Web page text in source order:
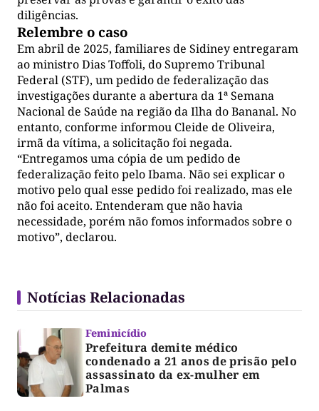
diligências.
Relembre o caso
Em abril de 2025, familiares de Sidiney entregaram
ao ministro Dias Toffoli, do Supremo Tribunal
Federal (STF), um pedido de federalização das
investigações durante a abertura da 1ª Semana
Nacional de Saúde na região da Ilha do Bananal. No
entanto, conforme informou Cleide de Oliveira,
irmã da vítima, a solicitação foi negada.
“Entregamos uma cópia de um pedido de
federalização feito pelo Ibama. Não sei explicar o
motivo pelo qual esse pedido foi realizado, mas ele
não foi aceito. Entenderam que não havia
necessidade, porém não fomos informados sobre o
motivo”, declarou.
Notícias Relacionadas
Feminicídio
Prefeitura demite médico
condenado a 21 anos de prisão pelo
assassinato da ex-mulher em
Palmas